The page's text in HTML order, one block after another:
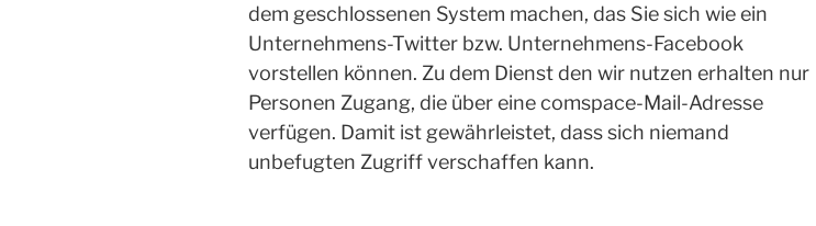
dem geschlossenen System machen, das Sie sich wie ein
Unternehmens-Twitter bzw. Unternehmens-Facebook
vorstellen können. Zu dem Dienst den wir nutzen erhalten nur
Personen Zugang, die über eine comspace-Mail-Adresse
verfügen. Damit ist gewährleistet, dass sich niemand
unbefugten Zugriff verschaffen kann.